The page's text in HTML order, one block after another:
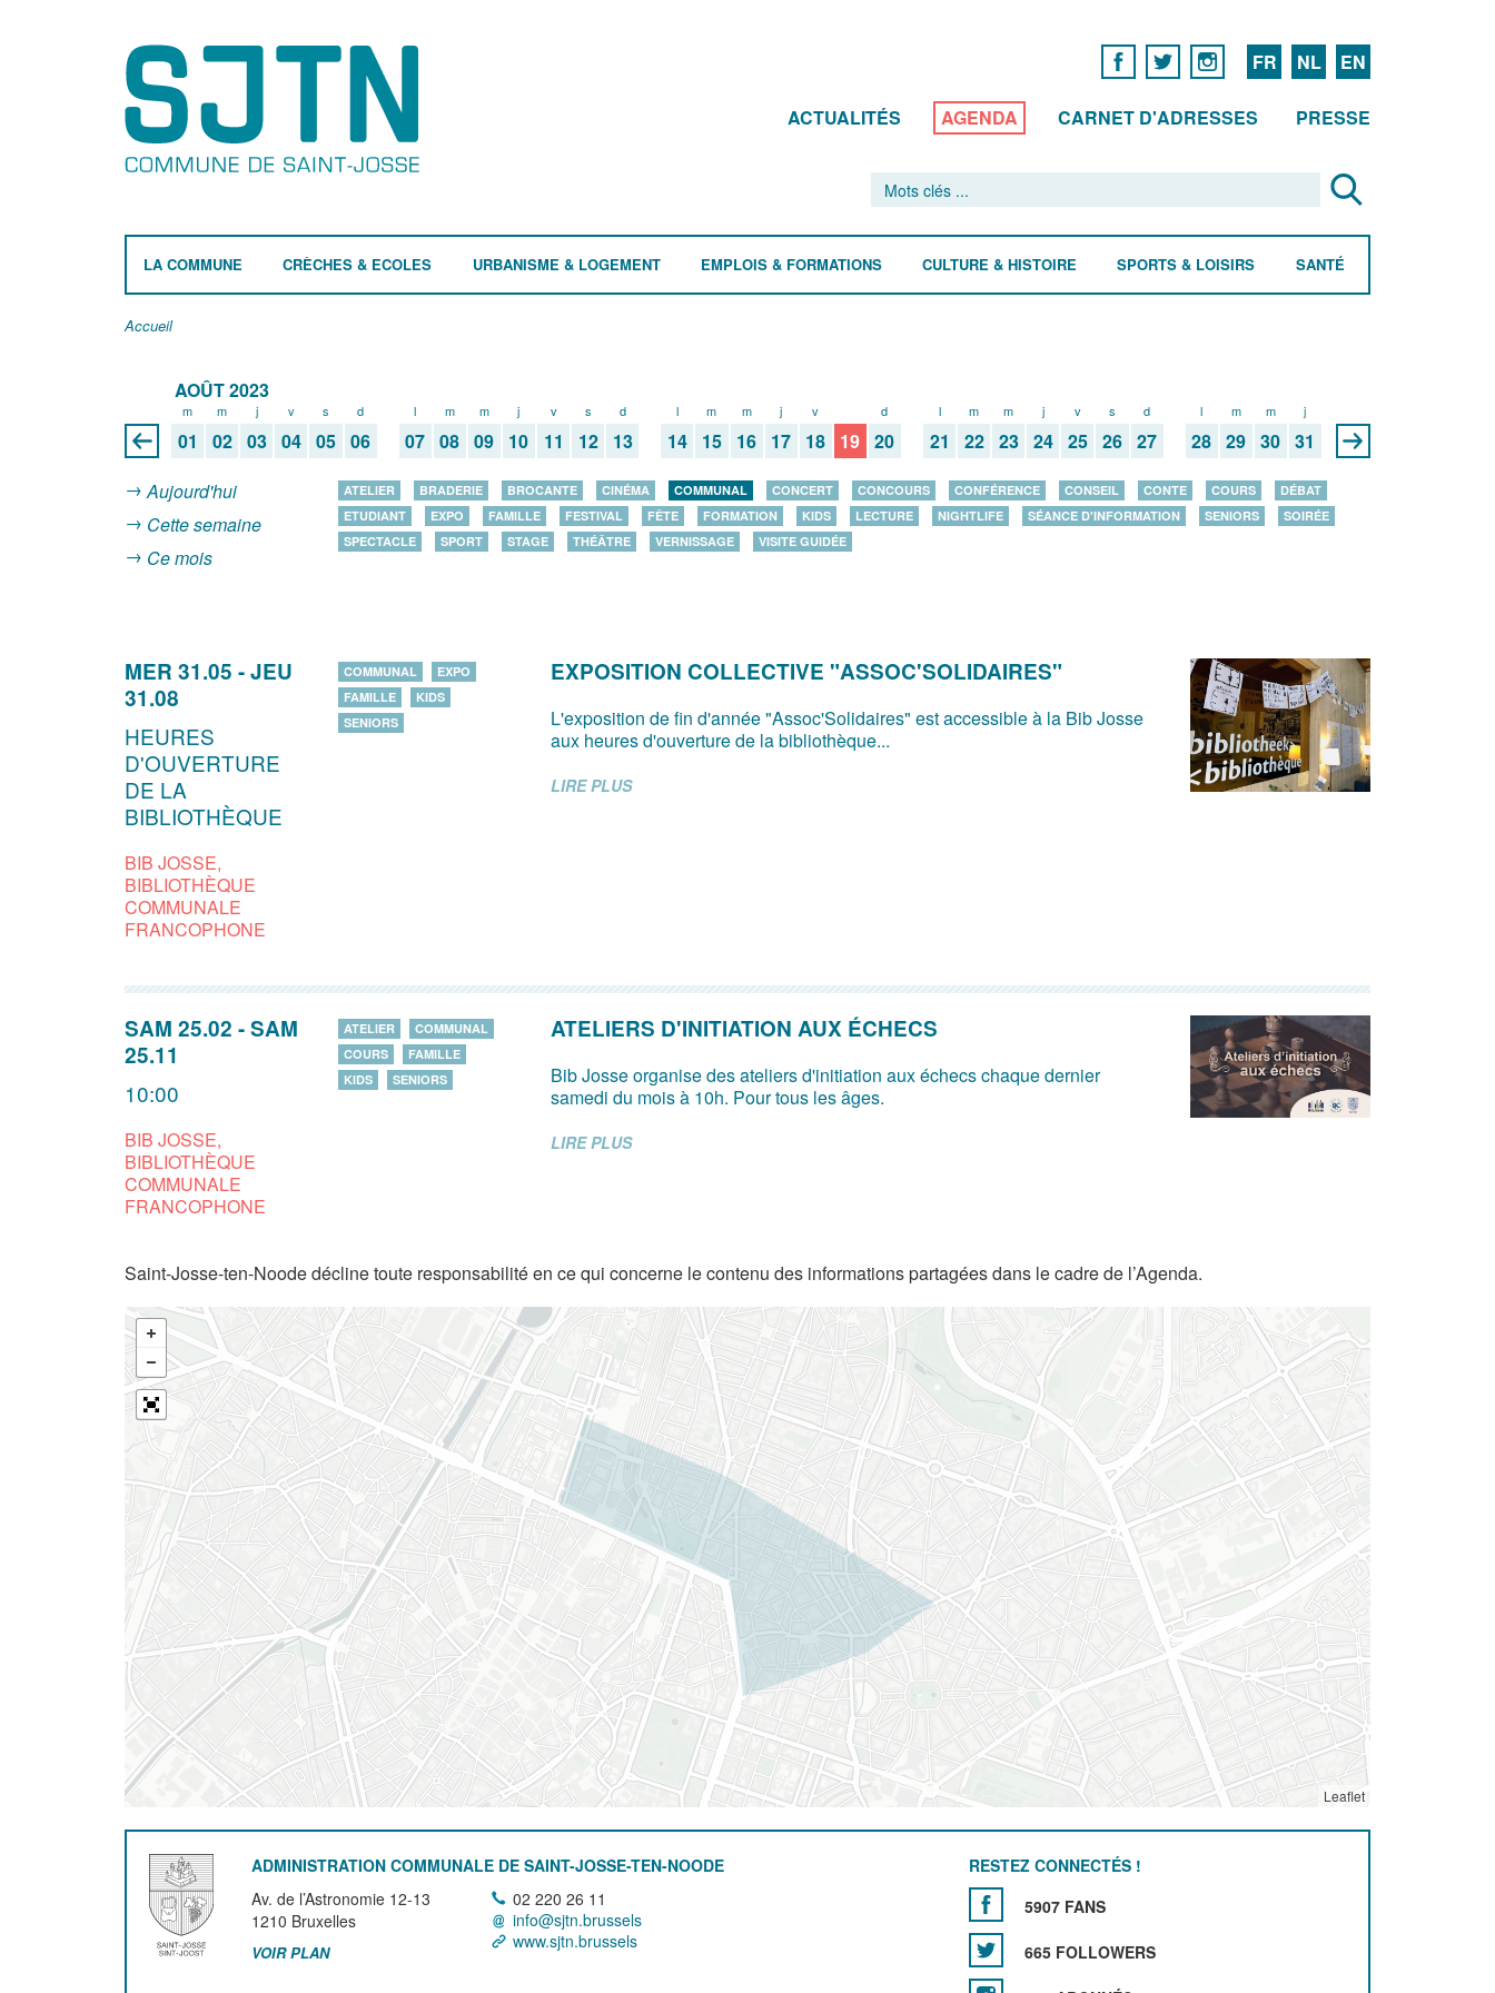
FR NL EN
ACTUALITÉS AGENDA CARNET D'ADRESSES PRESSE
LA COMMUNE CRÈCHES & ECOLES URBANISME & LOGEMENT EMPLOIS & FORMATIONS CULTURE & HISTOIRE SPORTS & LOISIRS SANTÉ
Accueil
AOÛT 2023
m
01
m
02
j
03
v
04
s
05
d
06
l
07
m
08
m
09
j
10
v
11
s
12
d
13
l
14
m
15
m
16
j
17
v
18 19
d
20
l
21
m
22
m
23
j
24
v
25
s
26
d
27
l
28
m
29
m
30
j
31
Aujourd'hui
Cette semaine
Ce mois
ATELIER BRADERIE BROCANTE CINÉMA COMMUNAL CONCERT CONCOURS CONFÉRENCE CONSEIL CONTE COURS
DÉBAT
ETUDIANT
EXPO FAMILLE FESTIVAL FÊTE FORMATION KIDS LECTURE NIGHTLIFE SÉANCE D'INFORMATION SENIORS
SOIRÉE
SPECTACLE
SPORT STAGE THÉÂTRE VERNISSAGE VISITE GUIDÉE
MER 31.05 -JEU
31.08
HEURES
D'OUVERTURE
DE LA
BIBLIOTHÈQUE
BIB JOSSE,
BIBLIOTHÈQUE
COMMUNALE
FRANCOPHONE
COMMUNAL
EXPO
FAMILLE
KIDS
SENIORS
EXPOSITION COLLECTIVE "ASSOC'SOLIDAIRES"
L'exposition de fin d'année "Assoc'Solidaires" est accessible à la Bib Josse
aux heures d'ouverture de la bibliothèque...
LIRE PLUS
SAM 25.02 -SAM
25.11
10:00
BIB JOSSE,
BIBLIOTHÈQUE
COMMUNALE
FRANCOPHONE
ATELIER
COMMUNAL
COURS
FAMILLE
KIDS
SENIORS
ATELIERS D'INITIATION AUX ÉCHECS
Bib Josse organise des ateliers d'initiation aux échecs chaque dernier
samedi du mois à 10h. Pour tous les âges.
LIRE PLUS
Saint-Josse-ten-Noode décline toute responsabilité en ce qui concerne le contenu des informations partagées dans le cadre de l’Agenda.
Leaflet
ADMINISTRATION COMMUNALE DE SAINT-JOSSE-TEN-NOODE
Av. de l’Astronomie 12-13
1210 Bruxelles
VOIR PLAN
02 220 26 11
info@sjtn.brussels
www.sjtn.brussels
RESTEZ CONNECTÉS !
5907 FANS
665 FOLLOWERS